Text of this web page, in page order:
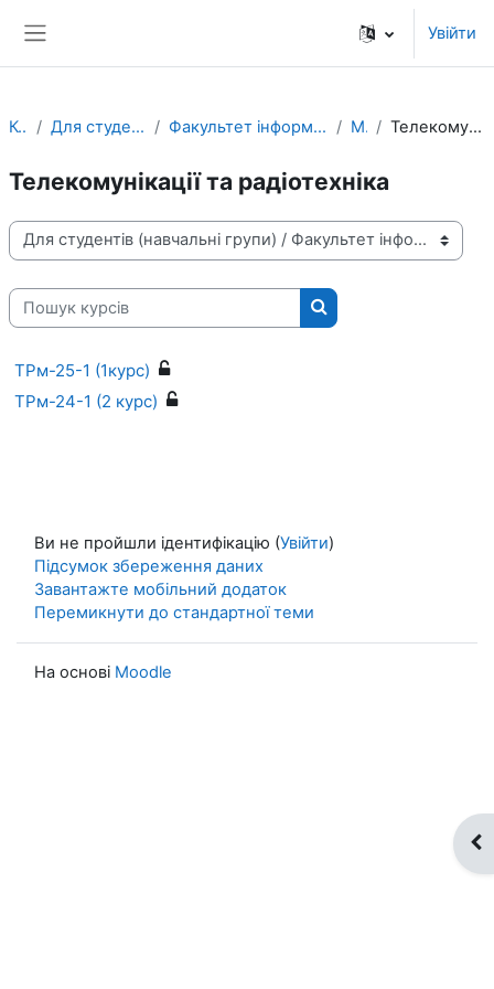
Увійти
Курси Для студентів (навчальні групи) Факультет інформаційно-комп'ютерних технологій Магістр Телекомунікації та радіотехніка
Телекомунікації та радіотехніка
Категорії курсів
Пошук курсів
Пошук курсів
ТРм-25-1 (1курс)
ТРм-24-1 (2 курс)
Ви не пройшли ідентифікацію (Увійти)
Підсумок збереження даних
Завантажте мобільний додаток
Перемикнути до стандартної теми
На основі Moodle